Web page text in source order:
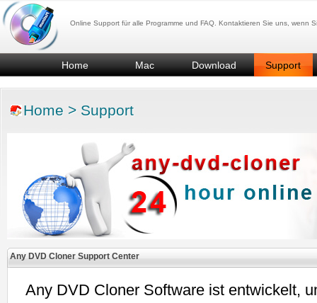
Online Support für alle Programme und FAQ. Kontaktieren Sie uns, wenn
Home Mac Download Support
Home > Support
Any DVD Cloner Support Center
Any DVD Cloner Software ist entwickelt,